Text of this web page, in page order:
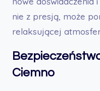
nie z presją, może
relaksującej
Ciemno